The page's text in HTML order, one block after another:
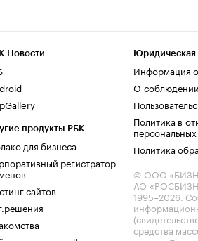
Новости
продукты РБК
для бизнеса
регистратор
сайтов
Информация
О
Политика в
Политика
© ООО
АО
1995–2026.
средства